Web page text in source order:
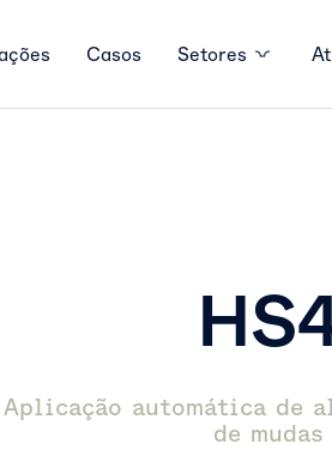
Casos Setores
Aplicação automática de
de mudas